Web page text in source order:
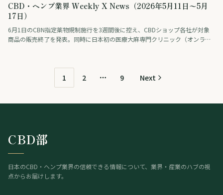
CBD・ヘンプ業界 Weekly X News（2026年5月11日〜5月
17日）
6月1日のCBN指定薬物規制施行を3週間後に控え、CBDショップ各社が対象
商品の販売終了を発表。同時に日本初の医療大麻専門クリニック（オンライ
ハーブ医学店に限定する厳格化へ。米国ではメイン州ヘンプ法の抜け穴問
題、欧州ではEU Novel Food規制をめぐる綱引きが続く。5/11〜5/17の業界
動向を地域別にまとめました。
1 2 More pages
9 Next
CBD部
日本のCBD・ヘンプ業界の信頼できる情報について、業界・産業のハブの視
点からお届けします。